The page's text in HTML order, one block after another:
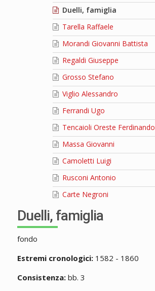
Duelli, famiglia
Tarella Raffaele
Morandi Giovanni Battista
Regaldi Giuseppe
Grosso Stefano
Viglio Alessandro
Ferrandi Ugo
Tencaioli Oreste Ferdinando
Massa Giovanni
Camoletti Luigi
Rusconi Antonio
Carte Negroni
Duelli, famiglia
fondo
Estremi cronologici:1582 - 1860
Consistenza:bb. 3